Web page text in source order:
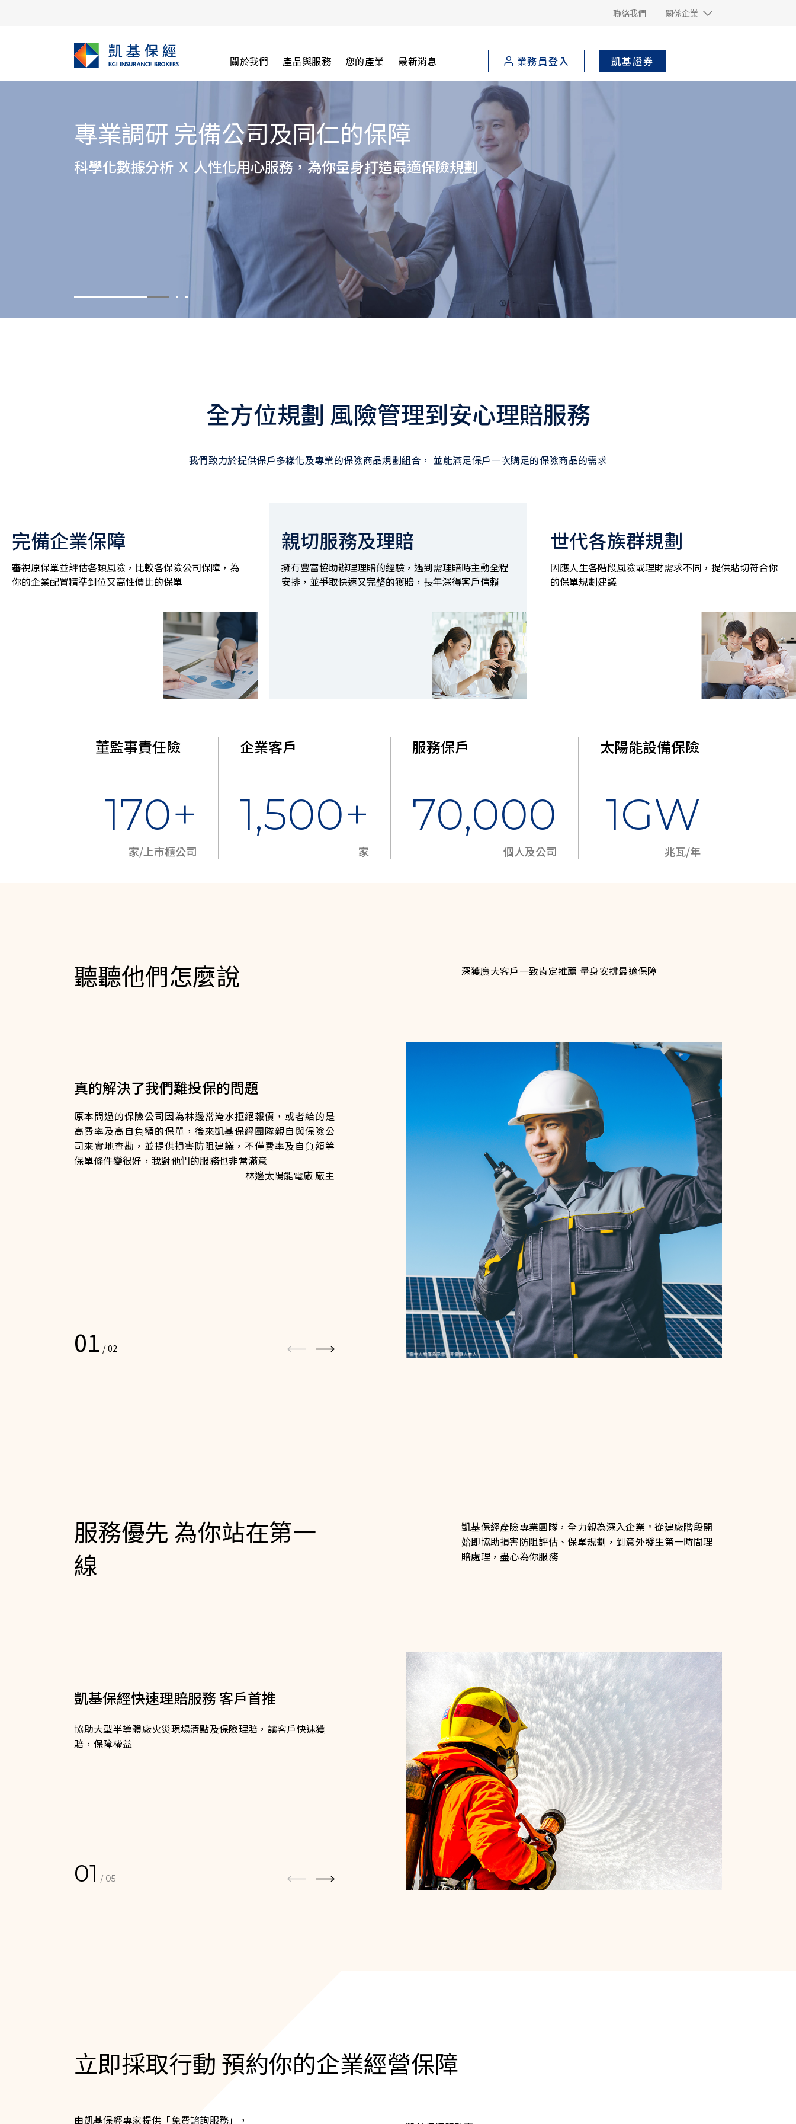
聯絡我們 關係企業
關於我們 產品與服務 您的產業 最新消息 業務員登入 凱基證券
備公司及同仁的保障
人性化用心服務，為你量身打造最適保險規劃
全方位規劃 風險管理到安心理賠服務
我們致力於提供保戶多樣化及專業的保險商品規劃組合， 並能滿足保戶一次購足的保險商品的需求
完備企業保障
審視原保單並評估各類風險，比較各保險公司保障，為
你的企業配置精準到位又高性價比的保單
親切服務及理賠
擁有豐富協助辦理理賠的經驗，遇到需理賠時主動全程
安排，並爭取快速又完整的獲賠，長年深得客戶信賴
世代各族群規劃
因應人生各階段風險或理財需求不同，提供貼切符合你
的保單規劃建議
董監事責任險
170+
家/上市櫃公司
企業客戶
1,500+
家
服務保戶
70,000
個人及公司
太陽能設備保險
1GW
兆瓦/年
聽聽他們怎麼說 深獲廣大客戶一致肯定推薦 量身安排最適保障
真的解決了我們難投保的問題
原本問過的保險公司因為林邊常淹水拒絕報價，或者給的是
高費率及高自負額的保單，後來凱基保經團隊親自與保險公
司來實地查勘，並提供損害防阻建議，不僅費率及自負額等
保單條件變很好，我對他們的服務也非常滿意
林邊太陽能電廠 廠主
01 / 02
服務優先 為你站在第一
線
凱基保經產險專業團隊，全力親為深入企業。從建廠階段開
始即協助損害防阻評估、保單規劃，到意外發生第一時間理
賠處理，盡心為你服務
凱基保經快速理賠服務 客戶首推
協助大型半導體廠火災現場清點及保險理賠，讓客戶快速獲
賠，保障權益
01 / 05
立即採取行動 預約你的企業經營保障
由凱基保經專家提供「免費諮詢服務」 ，